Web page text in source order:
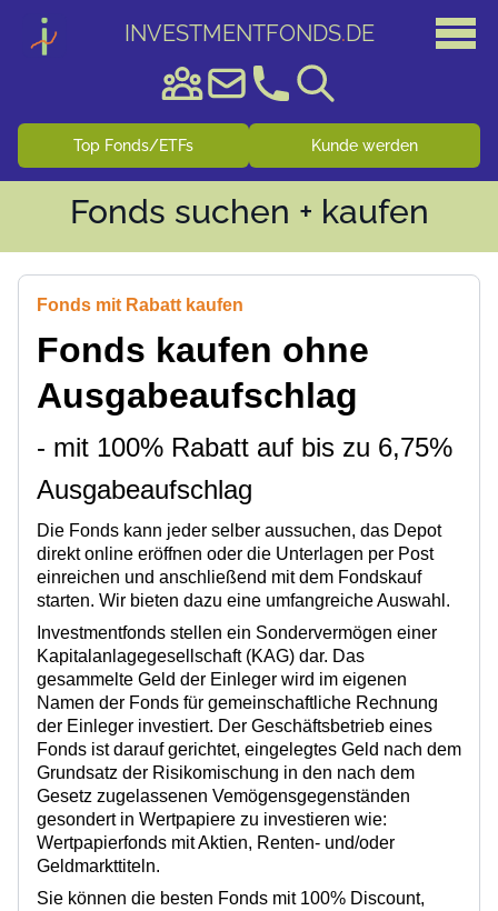
INVESTMENTFONDS.DE
Top Fonds/ETFs Kunde werden
Fonds suchen + kaufen
Fonds mit Rabatt kaufen
Fonds kaufen ohne
Ausgabeaufschlag
- mit 100% Rabatt auf bis zu 6,75%
Ausgabeaufschlag
Die Fonds kann jeder selber aussuchen, das Depot
direkt online eröffnen oder die Unterlagen per Post
einreichen und anschließend mit dem Fondskauf
starten. Wir bieten dazu eine umfangreiche Auswahl.
Investmentfonds stellen ein Sondervermögen einer
Kapitalanlagegesellschaft (KAG) dar. Das
gesammelte Geld der Einleger wird im eigenen
Namen der Fonds für gemeinschaftliche Rechnung
der Einleger investiert. Der Geschäftsbetrieb eines
Fonds ist darauf gerichtet, eingelegtes Geld nach dem
Grundsatz der Risikomischung in den nach dem
Gesetz zugelassenen Vemögensgegenständen
gesondert in Wertpapiere zu investieren wie:
Wertpapierfonds mit Aktien, Renten- und/oder
Geldmarkttiteln.
Sie können die besten Fonds mit 100% Discount,